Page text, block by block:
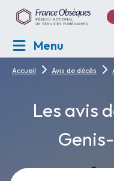
Menu
Accueil Avis de décès
Les avis